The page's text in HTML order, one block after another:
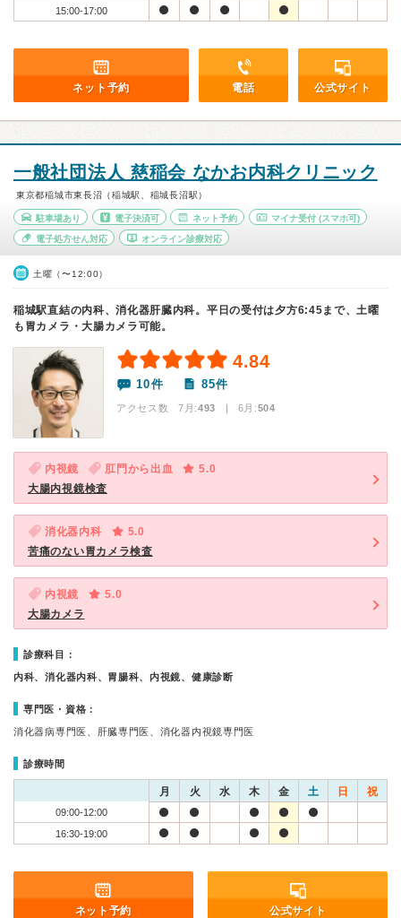
15:00-17:00
ネット予約 電話 公式サイト
一般社団法人 慈稲会 なかお内科クリニック
東京都稲城市東長沼（稲城駅、稲城長沼駅）
駐車場あり 電子決済可 ネット予約 マイナ受付 (スマホ可)
電子処方せん対応 オンライン診療対応
土曜（〜12:00）
稲城駅直結の内科、消化器肝臓内科。平日の受付は夕方6:45まで、土曜
も胃カメラ・大腸カメラ可能。
4.84
10件 85件
アクセス数 7月:493 | 6月:504
内視鏡 肛門から出血
5.0
大腸内視鏡検査
消化器内科
5.0
苦痛のない胃カメラ検査
内視鏡
5.0
大腸カメラ
診療科目：
内科、消化器内科、胃腸科、内視鏡、健康診断
専門医・資格：
消化器病専門医、肝臓専門医、消化器内視鏡専門医
診療時間
月 火 水 木 金 土 日 祝
09:00-12:00
16:30-19:00
ネット予約 公式サイト